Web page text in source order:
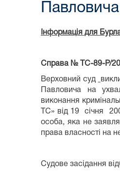
Інформація для
Справа № ТС-89-Р/
Верховний суд
Павловича на
виконання
ТС» від 19 січня
особа, яка не
права власності на
Судове засідання